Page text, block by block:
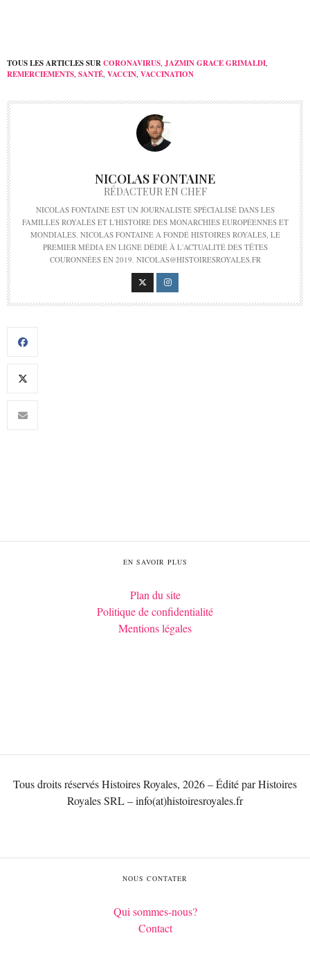
TOUS LES ARTICLES SURCORONAVIRUS, JAZMIN GRACE GRIMALDI,
REMERCIEMENTS, SANTÉ, VACCIN, VACCINATION
NICOLAS FONTAINE
RÉDACTEUR EN CHEF
NICOLAS FONTAINE EST UN JOURNALISTE SPÉCIALISÉ DANS LES
FAMILLES ROYALES ET L'HISTOIRE DES MONARCHIES EUROPÉENNES ET
MONDIALES. NICOLAS FONTAINE A FONDÉ HISTOIRES ROYALES, LE
PREMIER MÉDIA EN LIGNE DÉDIÉ À L'ACTUALITÉ DES TÊTES
COURONNÉES EN 2019. NICOLAS@HISTOIRESROYALES.FR
EN SAVOIR PLUS
Plan du site
Politique de confidentialité
Mentions légales
Tous droits réservés Histoires Royales, 2026 – Édité par Histoires
Royales SRL – info(at)histoiresroyales.fr
NOUS CONTATER
Qui sommes-nous?
Contact